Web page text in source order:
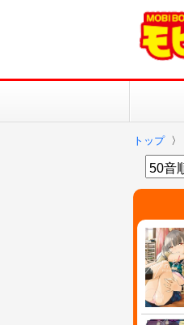
トップ 〉